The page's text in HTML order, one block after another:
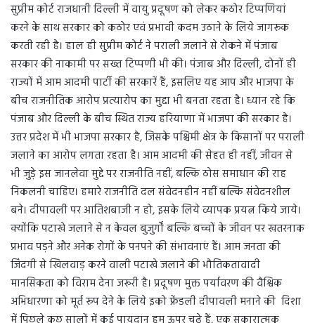
सुप्रीम कोर्ट राजधानी दिल्ली में वायु प्रदूषण को लेकर कठोर टिप्पणियां
करने के साथ सरकार को कठोर एवं प्रभावी कदम उठाने के लिये जागरूक
करती रही है। हाल ही सुप्रीम कोर्ट ने पराली जलाने से रोकने में पंजाब
सरकार की नाकामी पर सख्त टिप्पणी भी की। पंजाब और दिल्ली, दोनों ही
राज्यों में आम आदमी पार्टी की सरकारें हैं, इसलिए यह आप और भाजपा के
बीच राजनीतिक आरोप प्रत्यारोप का मुद्दा भी बनता रहता है। ध्यान रहे कि
पंजाब और दिल्ली के बीच स्थित राज्य हरियाणा में भाजपा की सरकार है।
उत्तर प्रदेश में भी भाजपा सरकार है, जिसके पश्चिमी क्षेत्र के किसानों पर पराली
जलाने का आरोप लगता रहता है। आम आदमी की सेहत ही नहीं, जीवन से
भी जुड़े इस जानलेवा मुद्दे पर राजनीति नहीं, बल्कि ठोस समाधान की राह
निकलनी चाहिए। हमारे राजनीति दल संवेदनहीन नहीं बल्कि संवेदनशील
बने। दीपावली पर आतिशबाजी न हो, इसके लिये व्यापक प्रयत्न किये जाये।
क्योंकि पटाखे जलाने से न केवल बुजुर्गों बल्कि बच्चों के जीवन पर खतरनाक
प्रभाव पड़ने और अनेक रोगों के पनपने की संभावनाएं हैं। आम जनता की
जिंदगी से खिलवाड़ करने वाली पटाखे जलाने की भौतिकतावादी
मानसिकता को विराम देना जरूरी है। प्रदूषण मुक्त पर्यावरण की वैश्विक
अभिधारणा को मूर्त रूप देने के लिये इको फ्रेंडली दीपावली मनाने की दिशा